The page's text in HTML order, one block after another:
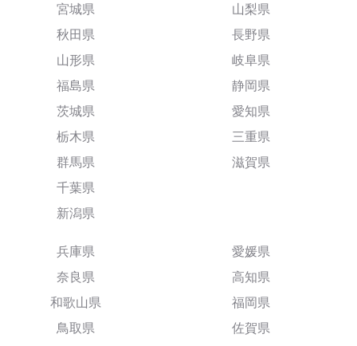
宮城県
秋田県
山形県
福島県
茨城県
栃木県
群馬県
千葉県
新潟県
山梨県
長野県
岐阜県
静岡県
愛知県
三重県
滋賀県
兵庫県
奈良県
和歌山県
鳥取県
愛媛県
高知県
福岡県
佐賀県